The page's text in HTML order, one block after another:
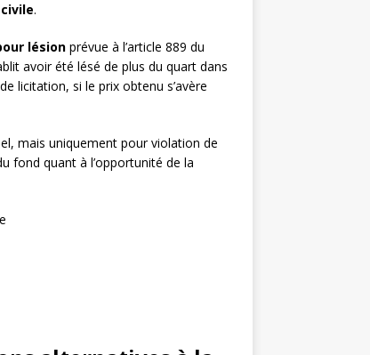
.
lésionprévue à l’article 889 du
avoir été lésé de plus du quart dans
licitation, si le prix obtenu s’avère
mais uniquement pour violation de
fond quant à l’opportunité de la